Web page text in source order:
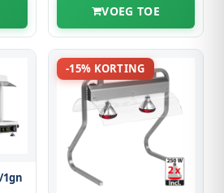
VOEG TOE
-15% KORTING